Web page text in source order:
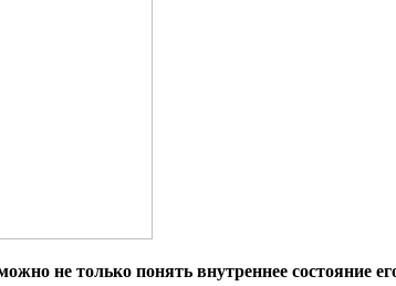
только понять внутреннее состояние